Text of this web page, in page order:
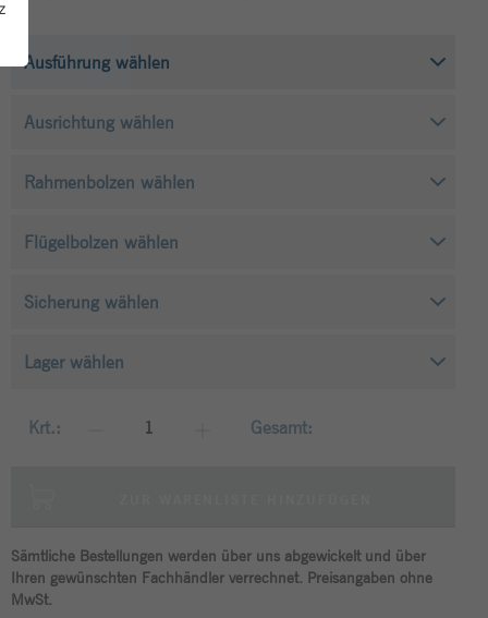
Krt.: Gesamt:
Sämtliche Bestellungen werden über uns abgewickelt und über
Ihren gewünschten Fachhändler verrechnet. Preisangaben ohne
MwSt.